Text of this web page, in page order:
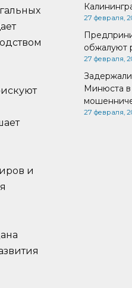
и
27 февраля,
обжалуют
27 февраля,
Минюста в
27 февраля,